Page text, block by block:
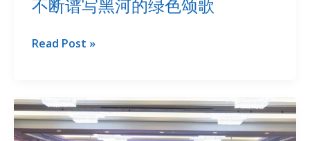
不断谱写黑河的绿色颂歌
不
写
黑
河
Read Post »